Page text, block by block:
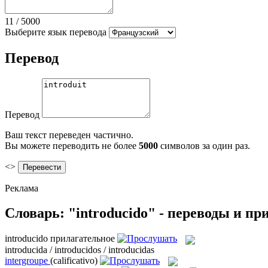
11 / 5000
Выберите язык перевода
Перевод
Перевод
Ваш текст переведен частично.
Вы можете переводить не более 5000 символов за один раз.
<>
Реклама
Словарь: "introducido" - переводы и
introducido прилагательное
introducida / introducidos / introducidas
intergroupe (calificativo)